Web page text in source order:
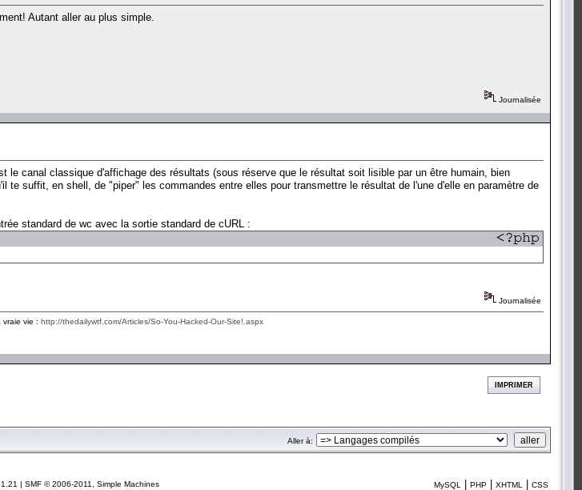
Autant aller au plus simple.
Journalisée
le canal classique d'affichage des résultats (sous réserve que le résultat soit lisible par un être humain, bien
te suffit, en shell, de "piper" les commandes entre elles pour transmettre le résultat de l'une d'elle en paramètre de
standard de wc avec la sortie standard de cURL :
Journalisée
vie : http://thedailywtf.com/Articles/So-You-Hacked-Our-Site!.aspx
IMPRIMER
Aller à:
SMF © 2006-2011, Simple Machines MySQL PHP XHTML CSS